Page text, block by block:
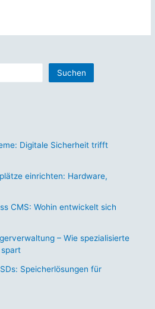
Suchen
Digitale Sicherheit trifft
einrichten: Hardware,
CMS: Wohin entwickelt sich
– Wie spezialisierte
Speicherlösungen für